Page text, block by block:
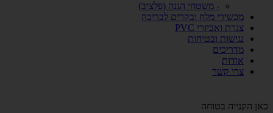
- משטחי הגנה (פלציב)
מכשירי מלח ובקרים לבריכה
צנרת ואביזרי PVC
נגישות ובטיחות
מדריכים
אודות
צרו קשר
כאן הקנייה בטוחה